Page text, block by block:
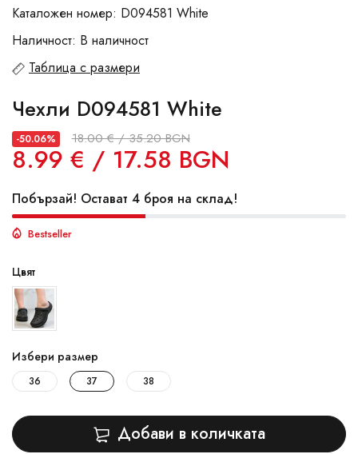
Каталожен номер: D094581 White
Наличност: В наличност
Таблица с размери
Чехли D094581 White
-50.06% 18.00 € / 35.20 BGN
8.99 € / 17.58 BGN
Побързай! Остават 4 броя на склад!
Bestseller
Цвят
Избери размер
36 37 38
Добави в количката